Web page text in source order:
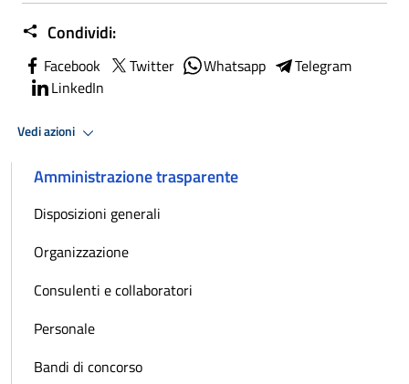
Condividi:
Facebook Twitter Whatsapp
Telegram
LinkedIn
Vedi azioni
Amministrazione trasparente
Disposizioni generali
Organizzazione
Consulenti e collaboratori
Personale
Bandi di concorso